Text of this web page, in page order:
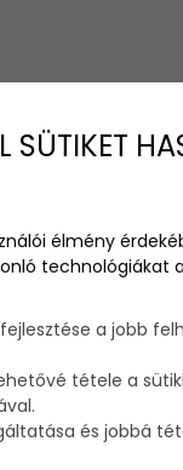
tengeri
alapított
a magyar
SÜTIKET
élmény
technológiákat
a jobb
tétele a
és jobbá